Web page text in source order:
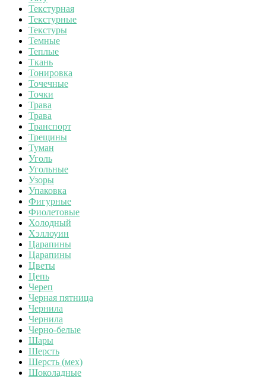
Текстурная
Текстурные
Текстуры
Темные
Теплые
Ткань
Тонировка
Точечные
Точки
Трава
Трава
Транспорт
Трещины
Туман
Уголь
Угольные
Узоры
Упаковка
Фигурные
Фиолетовые
Холодный
Хэллоуин
Царапины
Царапины
Цветы
Цепь
Череп
Черная пятница
Чернила
Чернила
Черно-белые
Шары
Шерсть
Шерсть (мех)
Шоколадные